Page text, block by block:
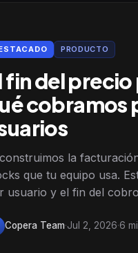
PRODUCTO
fin del
cobramos
la
que tu equipo usa.
usuario y el fin del
Copera Team·Jul 2, 2026·6